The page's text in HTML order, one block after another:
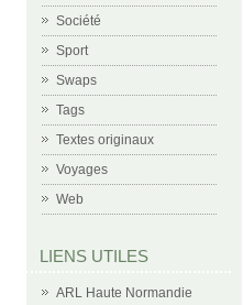
Société
Sport
Swaps
Tags
Textes originaux
Voyages
Web
LIENS UTILES
ARL Haute Normandie